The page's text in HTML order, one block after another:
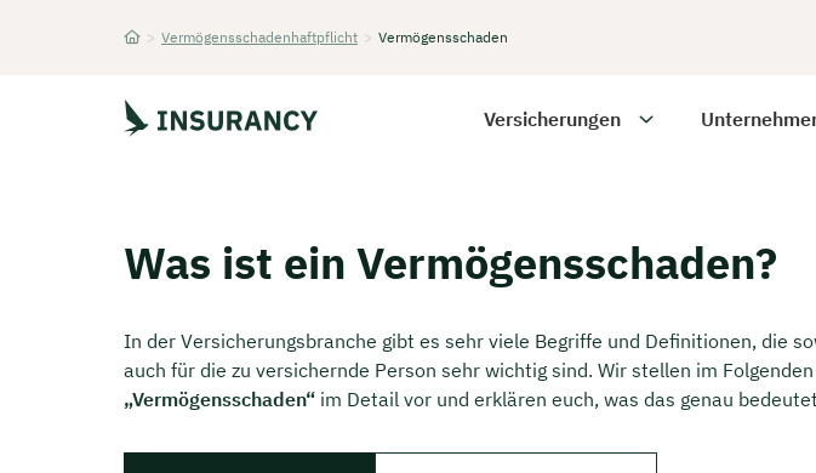
> Vermögensschadenhaftpflicht > Vermögensschaden
Versicherungen
Was ist ein Vermögensschaden?
In der Versicherungsbranche gibt es sehr viele Begriffe und Definitionen, die
auch für die zu versichernde Person sehr wichtig sind. Wir stellen im
„Vermögensschaden“ im Detail vor und erklären euch, was das genau